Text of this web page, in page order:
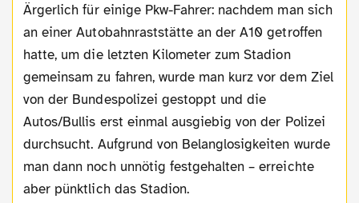
Ärgerlich für einige Pkw-Fahrer: nachdem man sich
an einer Autobahnraststätte an der A10 getroffen
hatte, um die letzten Kilometer zum Stadion
gemeinsam zu fahren, wurde man kurz vor dem Ziel
von der Bundespolizei gestoppt und die
Autos/Bullis erst einmal ausgiebig von der Polizei
durchsucht. Aufgrund von Belanglosigkeiten wurde
man dann noch unnötig festgehalten – erreichte
aber pünktlich das Stadion.